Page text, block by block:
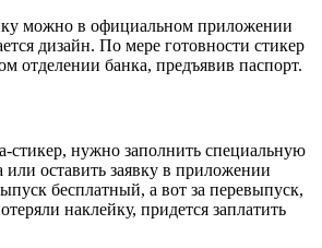
можно в официальном приложении
дизайн. По мере готовности стикер
отделении банка, предъявив паспорт.
стикер, нужно заполнить специальную
или оставить заявку в приложении
бесплатный, а вот за перевыпуск,
наклейку, придется заплатить